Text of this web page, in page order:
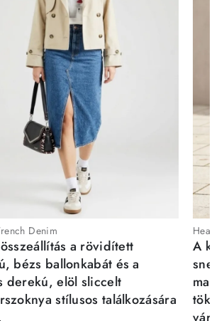
Denim
a rövidített
bézs ballonkabát és a
derekú, elöl sliccelt
stílusos találkozására
A